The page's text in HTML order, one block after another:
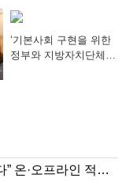
산 캠페인 추진
‘기본사회 구현을 위한
정부와 지방자치단체의
“함께 걸으며 상처 보듬다” 온·오프라인 적신 2만 3천 명의‘안심 발걸음’